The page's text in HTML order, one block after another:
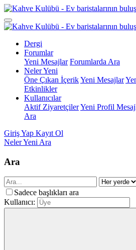
Dergi
Forumlar
Yeni Mesajlar Forumlarda Ara
Neler Yeni
Öne Çıkan İçerikYeni Mesajlar
Etkinlikler
Kullanıcılar
Aktif ZiyaretçilerYeni Profil
Ara
Giriş Yap Kayıt Ol
Neler Yeni Ara
Ara
Sadece başlıkları ara
Kullanıcı: